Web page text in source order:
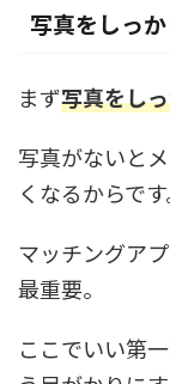
写真をしっ
まず写真をし
写真がないと
くなるからです
マッチングア
最重要。
ここでいい第